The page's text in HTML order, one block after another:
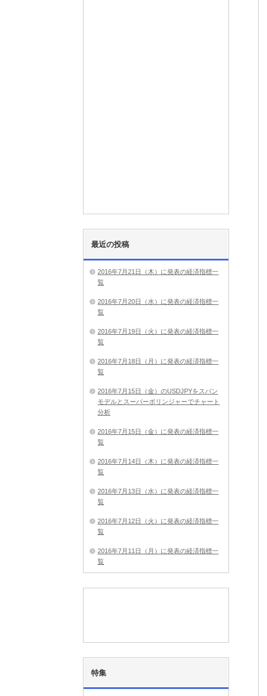
最近の投稿
2016年7月21日（木）に発表の経済指標一
覧
2016年7月20日（水）に発表の経済指標一
覧
2016年7月19日（火）に発表の経済指標一
覧
2016年7月18日（月）に発表の経済指標一
覧
2016年7月15日（金）のUSDJPYをスパン
モデルとスーパーボリンジャーでチャート
分析
2016年7月15日（金）に発表の経済指標一
覧
2016年7月14日（木）に発表の経済指標一
覧
2016年7月13日（水）に発表の経済指標一
覧
2016年7月12日（火）に発表の経済指標一
覧
2016年7月11日（月）に発表の経済指標一
覧
特集